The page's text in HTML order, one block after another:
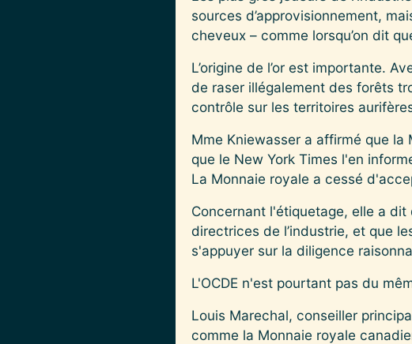
sources d’approvisionnement,
cheveux – comme lorsqu’on dit
L’origine de l’or est importante.
de raser illégalement des forêts
contrôle sur les territoires
Mme Kniewasser a affirmé que la
que le New York Times l'en
La Monnaie royale a cessé
Concernant l'étiquetage, elle a
directrices de l’industrie, et que
s'appuyer sur la diligence
L'OCDE n'est pourtant pas du
Louis Marechal, conseiller
comme la Monnaie royale